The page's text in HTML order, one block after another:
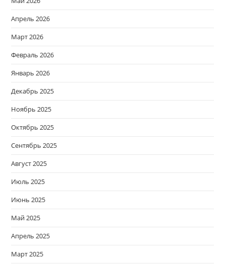
Апрель 2026
Март 2026
Февраль 2026
Январь 2026
Декабрь 2025
Ноябрь 2025
Октябрь 2025
Сентябрь 2025
Август 2025
Июль 2025
Июнь 2025
Май 2025
Апрель 2025
Март 2025